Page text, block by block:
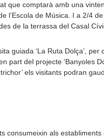
que comptarà amb una
l’Escola de Música. I a 2/4
de la terrassa del Casal
guiada ‘La Ruta Dolça’, per
part del projecte ‘Banyoles
els visitants podran
consumeixin als